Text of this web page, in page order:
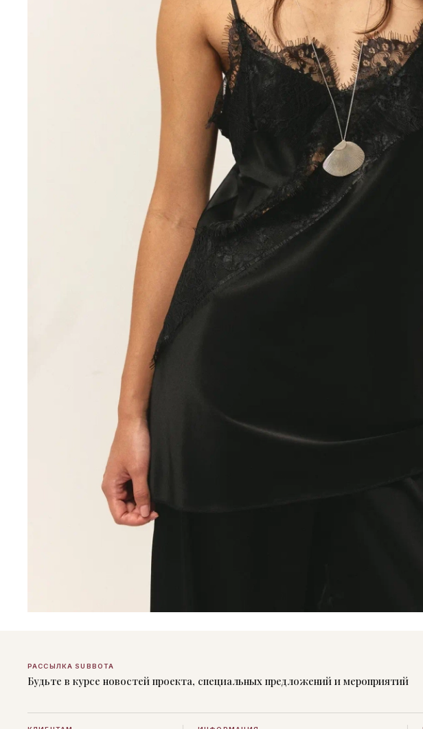
РАССЫЛКА SUBBOTA
Будьте в курсе новостей проекта, специальных предложений и мероприятий